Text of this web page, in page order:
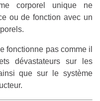
corporel unique ne
ou de fonction avec un
fonctionne pas comme il
dévastateurs sur les
que sur le système